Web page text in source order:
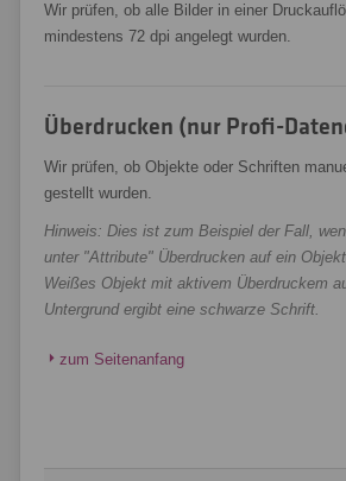
Wir prüfen, ob alle Bilder in einer
mindestens 72 dpi angelegt wurden.
Überdrucken (nur Profi-
Wir prüfen, ob Objekte oder Schriften
gestellt wurden.
Hinweis: Dies ist zum Beispiel der Fall,
unter "Attribute" Überdrucken auf ein
Weißes Objekt mit aktivem Überdruckem
Untergrund ergibt eine schwarze Schrift.
zum Seitenanfang